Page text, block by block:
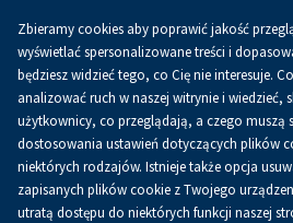
Strona główna O firmie Aktualności
Aktualności
Zbieramy cookies aby poprawić jakość
wyświetlać spersonalizowane treści i
będziesz widzieć tego, co Cię nie interesuje.
analizować ruch w naszej witrynie i wiedzieć,
użytkownicy, co przeglądają, a czego muszą
dostosowania ustawień dotyczących plików
niektórych rodzajów. Istnieje także opcja
zapisanych plików cookie z Twojego
utratą dostępu do niektórych funkcji naszej